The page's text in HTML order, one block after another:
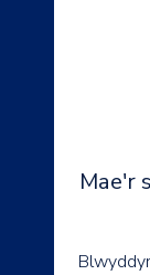
Mae'r